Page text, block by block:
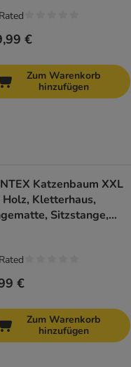
€
Zum Warenkorb
hinzufügen
Katzenbaum XXL
Holz, Kletterhaus,
Sitzstange,
€
Zum Warenkorb
hinzufügen